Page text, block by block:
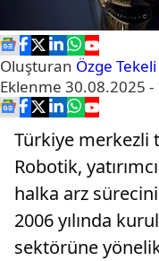
Oluşturan Özge Tekeli
Eklenme 30.08.2025 -
Türkiye
Robotik,
halka arz
2006 yılında
sektörüne